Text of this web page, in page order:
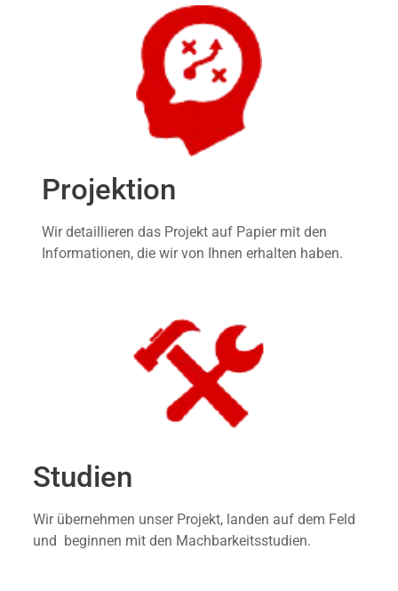
Projektion
Wir detaillieren das Projekt auf Papier mit den
Informationen, die wir von Ihnen erhalten haben.
Studien
Wir übernehmen unser Projekt, landen auf dem Feld
und beginnen mit den Machbarkeitsstudien.